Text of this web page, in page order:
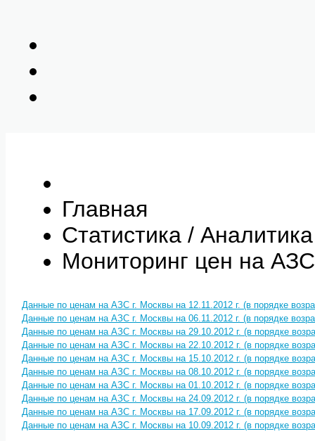
Главная
Статистика / Аналитика
Мониторинг цен на
Данные по ценам на АЗС г. Москвы на 12.11.2012 г. (в порядке
Данные по ценам на АЗС г. Москвы на 06.11.2012 г. (в порядке
Данные по ценам на АЗС г. Москвы на 29.10.2012 г. (в порядке
Данные по ценам на АЗС г. Москвы на 22.10.2012 г. (в порядке
Данные по ценам на АЗС г. Москвы на 15.10.2012 г. (в порядке
Данные по ценам на АЗС г. Москвы на 08.10.2012 г. (в порядке
Данные по ценам на АЗС г. Москвы на 01.10.2012 г. (в порядке
Данные по ценам на АЗС г. Москвы на 24.09.2012 г. (в порядке
Данные по ценам на АЗС г. Москвы на 17.09.2012 г. (в порядке
Данные по ценам на АЗС г. Москвы на 10.09.2012 г. (в порядке